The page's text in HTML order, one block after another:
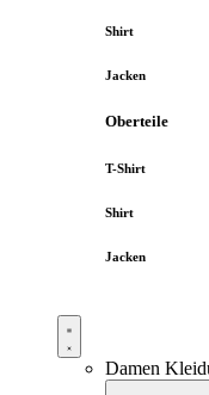
Shirt
Jacken
Oberteile
T-Shirt
Shirt
Jacken
Damen